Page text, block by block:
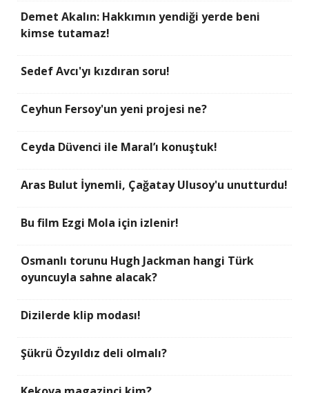
Demet Akalın: Hakkımın yendiği yerde beni
kimse tutamaz!
Sedef Avcı'yı kızdıran soru!
Ceyhun Fersoy'un yeni projesi ne?
Ceyda Düvenci ile Maral’ı konuştuk!
Aras Bulut İynemli, Çağatay Ulusoy'u unutturdu!
Bu film Ezgi Mola için izlenir!
Osmanlı torunu Hugh Jackman hangi Türk
oyuncuyla sahne alacak?
Dizilerde klip modası!
Şükrü Özyıldız deli olmalı?